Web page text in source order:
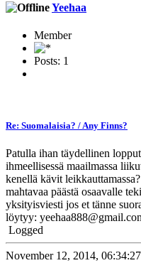
Yeehaa
Member
Posts: 1
Re: Suomalaisia? / Any Finns?
Patulla ihan täydellinen
ihmeellisessä maailmassa
kenellä kävit
mahtavaa päästä osaavalle
yksityisviesti jos et tänne
löytyy:
Logged
November 12, 2014,